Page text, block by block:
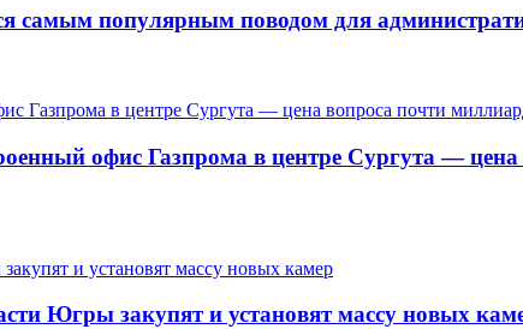
самым популярным поводом для
офис Газпрома в центре Сургута —
Югры закупят и установят массу новых